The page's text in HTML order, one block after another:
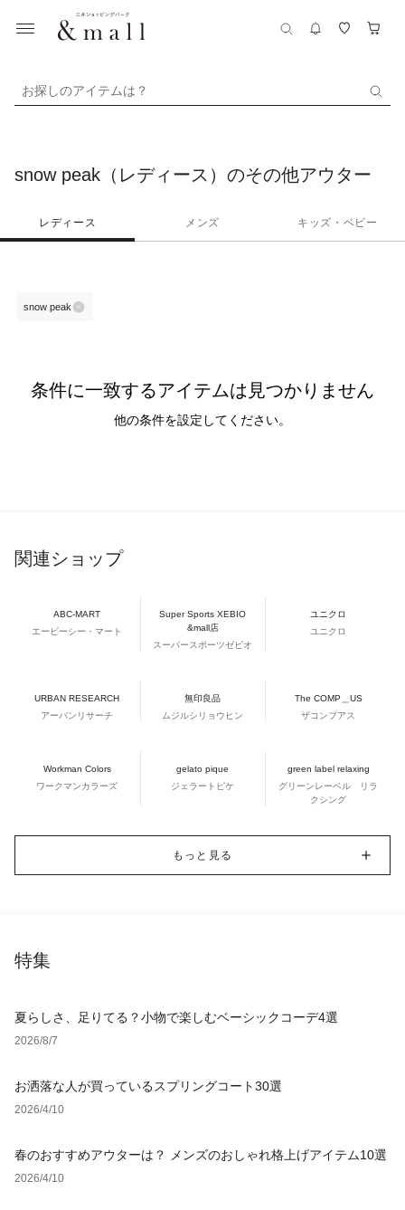
お探しのアイテムは？
snow peak（レディース）のその他アウター
レディース メンズ キッズ・ベビー
snow peak
条件に一致するアイテムは見つかりません
他の条件を設定してください。
関連ショップ
ABC-MART
エービーシー・マート
Super Sports XEBIO
&mall店
スーパースポーツゼビオ
ユニクロ
ユニクロ
URBAN RESEARCH
アーバンリサーチ
無印良品
ムジルシリョウヒン
The COMP＿US
ザコンプアス
Workman Colors
ワークマンカラーズ
gelato pique
ジェラートピケ
green label relaxing
グリーンレーベル リラ
クシング
もっと見る
特集
夏らしさ、足りてる？小物で楽しむベーシックコーデ4選
2026/8/7
お洒落な人が買っているスプリングコート30選
2026/4/10
春のおすすめアウターは？ メンズのおしゃれ格上げアイテム10選
2026/4/10